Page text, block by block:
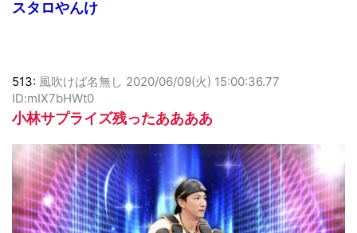
スタロやんけ
513: 風吹けば名無し 2020/06/09(火) 15:00:36.77
ID:mIX7bHWt0
小林サプライズ残ったああああ